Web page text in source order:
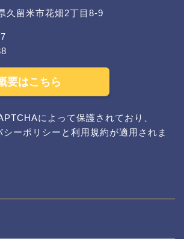
久留米市花畑2丁目8-9
要はこちら
によって保護されており、
シーポリシー と 利用規約が適用されま